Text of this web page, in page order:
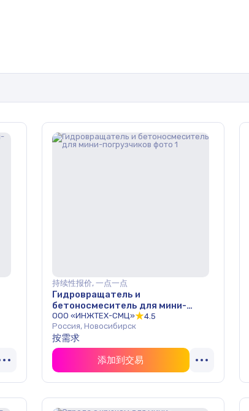
持续性报价, 一点一点
Гидровращатель и
бетоносмеситель для мини-
погрузчиков
ООО «ИНЖТЕХ-СМЦ»
4.5
Россия, Новосибирск
按需求
添加到交易